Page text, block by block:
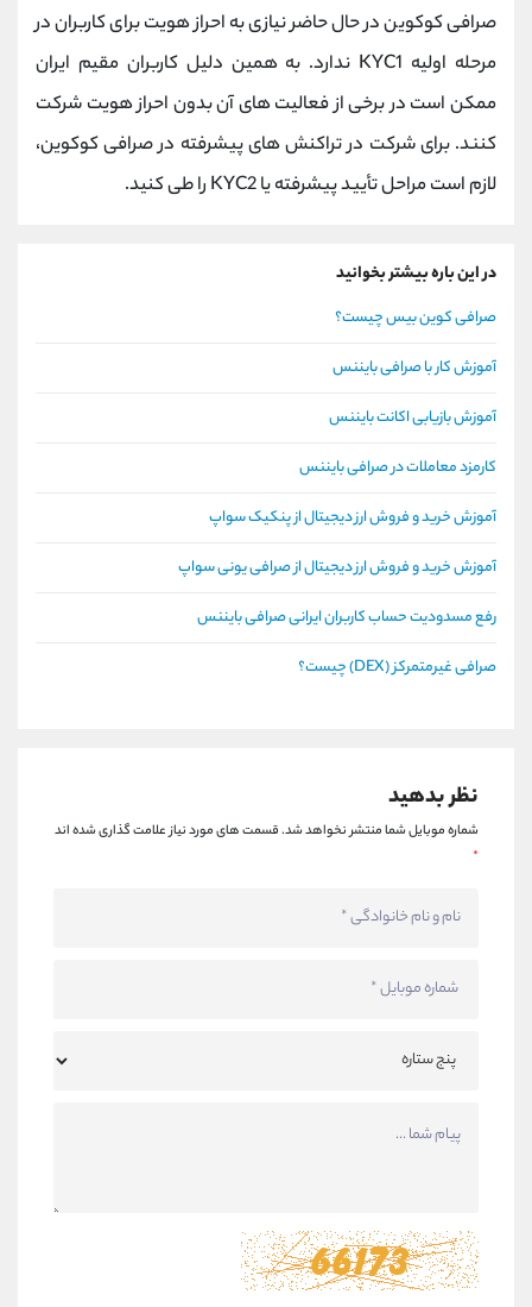
صرافی کوکوین در حال حاضر نیازی به احراز هویت برای کاربران در
مرحله اولیه KYC1 ندارد. به همین دلیل کاربران مقیم ایران
ممکن است در برخی از فعالیت های آن بدون احراز هویت شرکت
کنند. برای شرکت در تراکنش های پیشرفته در صرافی کوکوین،
لازم است مراحل تأیید پیشرفته یا KYC2 را طی کنید.
در این باره بیشتر بخوانید
صرافی کوین بیس چیست؟
آموزش کار با صرافی بایننس
آموزش بازیابی اکانت بایننس
کارمزد معاملات در صرافی بایننس
آموزش خرید و فروش ارز دیجیتال از پنکیک سواپ
آموزش خرید و فروش ارز دیجیتال از صرافی یونی سواپ
رفع مسدودیت حساب کاربران ایرانی صرافی بایننس
صرافی غیرمتمرکز (DEX) چیست؟
نظر بدهید
شماره موبایل شما منتشر نخواهد شد.قسمت های مورد نیاز علامت گذاری شده اند
*